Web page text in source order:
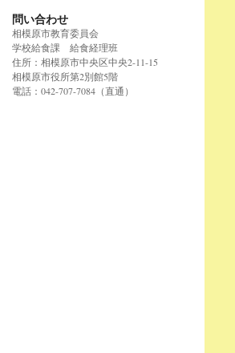
問い合わせ
相模原市教育委員会
学校給食課 給食経理班
住所：相模原市中央区中央2-11-15
相模原市役所第2別館5階
電話：042-707-7084（直通）